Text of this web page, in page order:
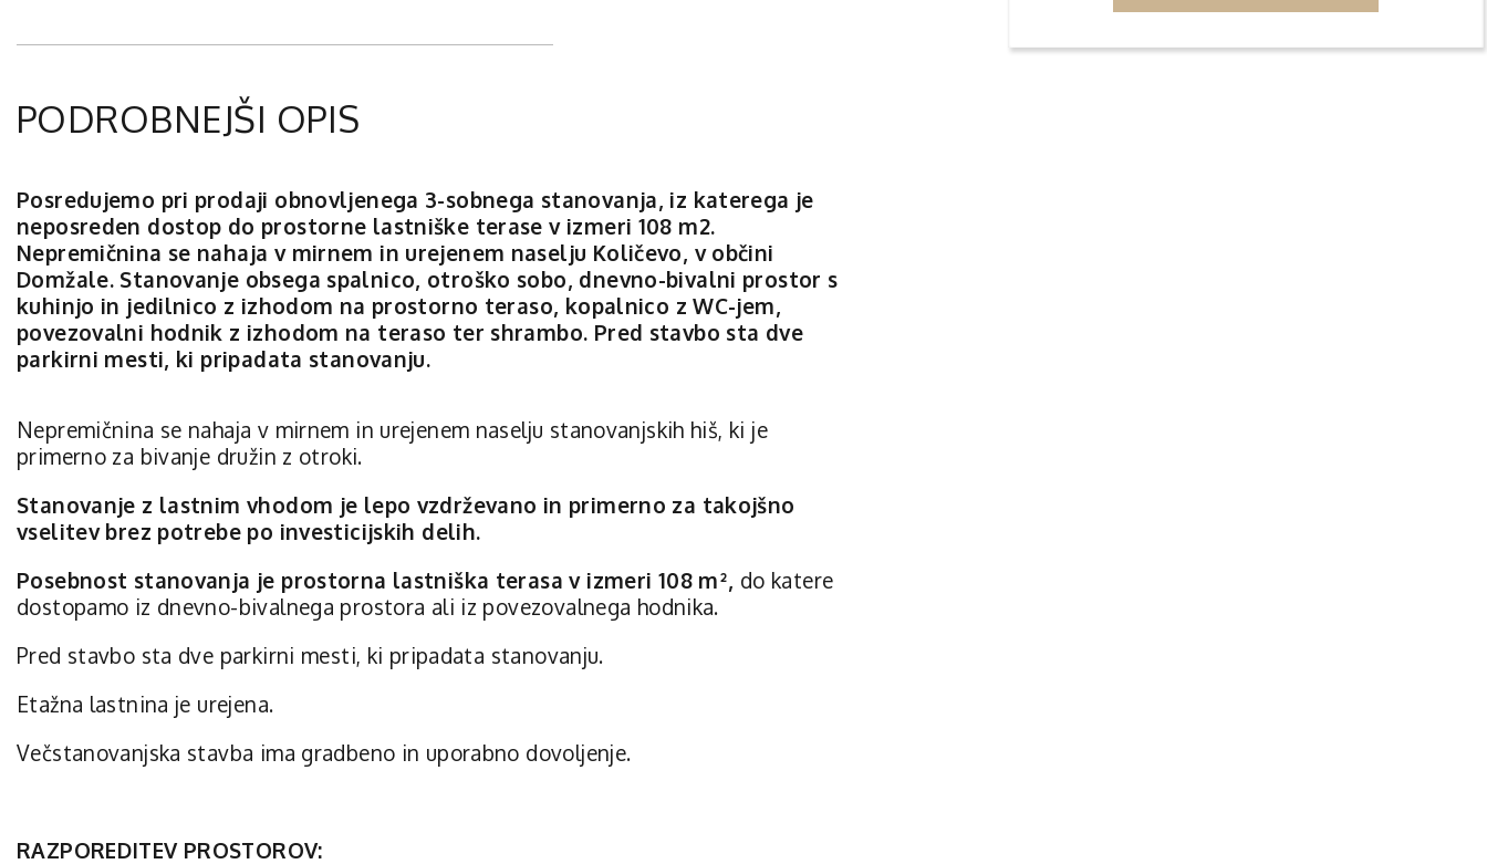
PODROBNEJŠI OPIS
Posredujemo pri prodaji obnovljenega 3-sobnega stanovanja, iz katerega je
neposreden dostop do prostorne lastniške terase v izmeri 108 m2.
Nepremičnina se nahaja v mirnem in urejenem naselju Količevo, v občini
Domžale. Stanovanje obsega spalnico, otroško sobo, dnevno-bivalni prostor s
kuhinjo in jedilnico z izhodom na prostorno teraso, kopalnico z WC-jem,
povezovalni hodnik z izhodom na teraso ter shrambo. Pred stavbo sta dve
parkirni mesti, ki pripadata stanovanju.
Nepremičnina se nahaja v mirnem in urejenem naselju stanovanjskih hiš, ki je
primerno za bivanje družin z otroki.
Stanovanje z lastnim vhodom je lepo vzdrževano in primerno za takojšno
vselitev brez potrebe po investicijskih delih.
Posebnost stanovanja je prostorna lastniška terasa v izmeri 108 m², do katere
dostopamo iz dnevno-bivalnega prostora ali iz povezovalnega hodnika.
Pred stavbo sta dve parkirni mesti, ki pripadata stanovanju.
Etažna lastnina je urejena.
Večstanovanjska stavba ima gradbeno in uporabno dovoljenje.
RAZPOREDITEV PROSTOROV: